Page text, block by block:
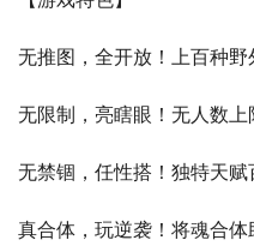
无推图，全开放！上百种野
无限制，亮瞎眼！无人数
无禁锢，任性搭！独特天
真合体，玩逆袭！将魂合